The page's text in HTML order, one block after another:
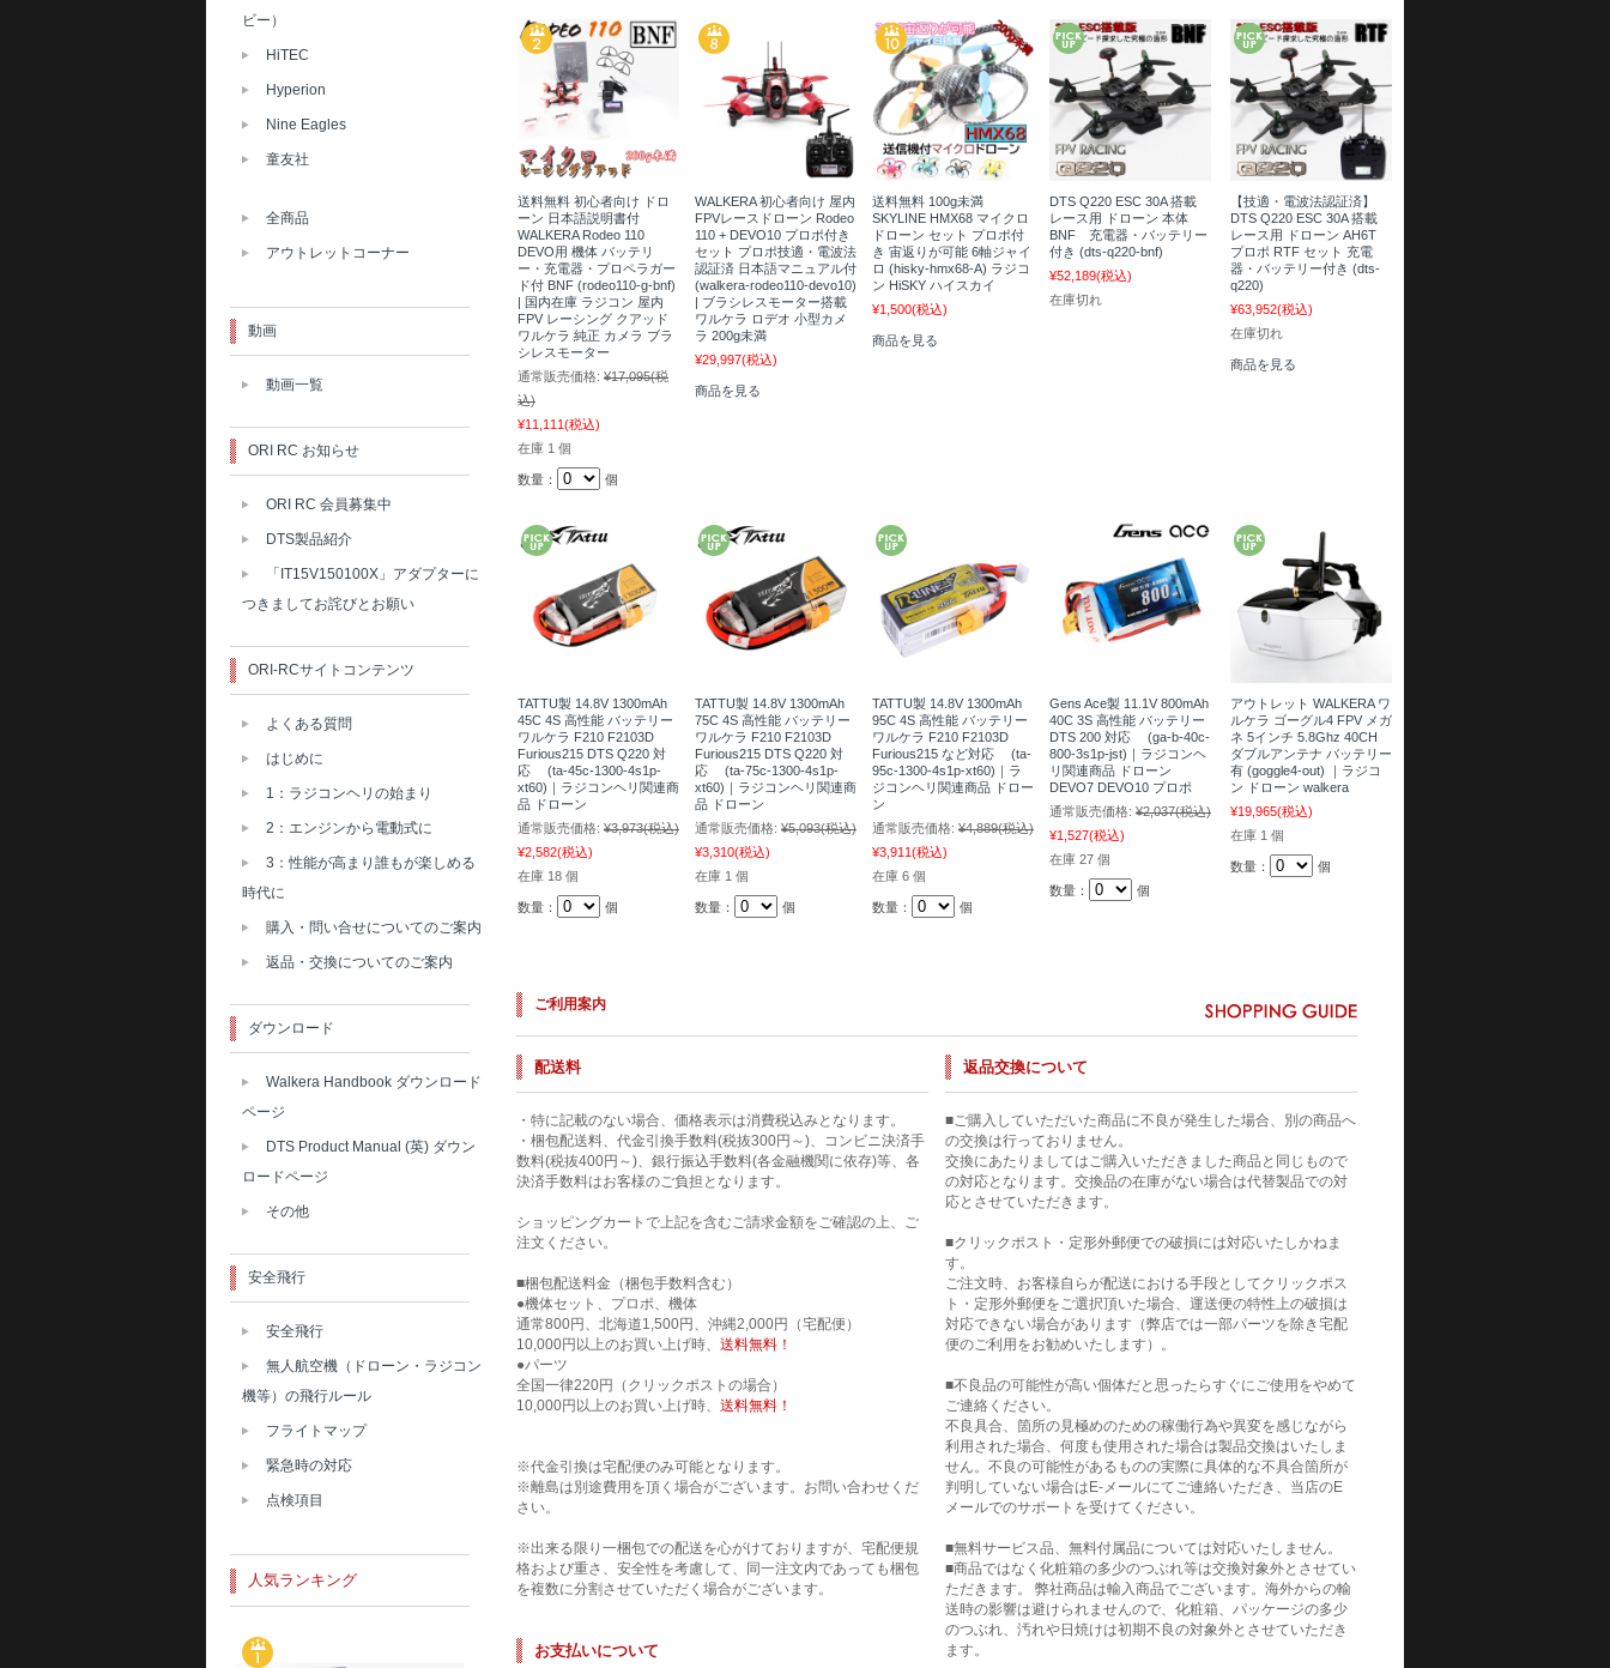
送料無料 初心者向け ドロ
ーン 日本語説明書付
WALKERA Rodeo 110
DEVO用 機体 バッテリ
ー・充電器・プロペラガー
ド付 BNF (rodeo110-g-bnf)
| 国内在庫 ラジコン 屋内
FPV レーシング クアッド
ワルケラ 純正 カメラ ブラ
シレスモーター
通常販売価格: ¥17,095(税
込)
¥11,111(税込)
在庫 1 個
数量： 個
WALKERA 初心者向け 屋内
FPVレースドローン Rodeo
110 + DEVO10 プロポ付き
セット プロポ技適・電波法
認証済 日本語マニュアル付
(walkera-rodeo110-devo10)
| ブラシレスモーター搭載
ワルケラ ロデオ 小型カメ
ラ 200g未満
¥29,997(税込)
商品を見る
送料無料 100g未満
SKYLINE HMX68 マイクロ
ドローン セット プロポ付
き 宙返りが可能 6軸ジャイ
ロ (hisky-hmx68-A) ラジコ
ン HiSKY ハイスカイ
¥1,500(税込)
商品を見る
DTS Q220 ESC 30A 搭載
レース用 ドローン 本体
BNF 充電器・バッテリー
付き (dts-q220-bnf)
¥52,189(税込)
在庫切れ
【技適・電波法認証済】
DTS Q220 ESC 30A 搭載
レース用 ドローン AH6T
プロポ RTF セット 充電
器・バッテリー付き (dts-
q220)
¥63,952(税込)
在庫切れ
商品を見る
TATTU製 14.8V 1300mAh
45C 4S 高性能 バッテリー
ワルケラ F210 F2103D
Furious215 DTS Q220 対
応 (ta-45c-1300-4s1p-
xt60)｜ラジコンヘリ関連商
品 ドローン
通常販売価格: ¥3,973(税込)
¥2,582(税込)
在庫 18 個
数量： 個
TATTU製 14.8V 1300mAh
75C 4S 高性能 バッテリー
ワルケラ F210 F2103D
Furious215 DTS Q220 対
応 (ta-75c-1300-4s1p-
xt60)｜ラジコンヘリ関連商
品 ドローン
通常販売価格: ¥5,093(税込)
¥3,310(税込)
在庫 1 個
数量： 個
TATTU製 14.8V 1300mAh
95C 4S 高性能 バッテリー
ワルケラ F210 F2103D
Furious215 など対応 (ta-
95c-1300-4s1p-xt60)｜ラ
ジコンヘリ関連商品 ドロー
ン
通常販売価格: ¥4,889(税込)
¥3,911(税込)
在庫 6 個
数量： 個
Gens Ace製 11.1V 800mAh
40C 3S 高性能 バッテリー
DTS 200 対応 (ga-b-40c-
800-3s1p-jst)｜ラジコンヘ
リ関連商品 ドローン
DEVO7 DEVO10 プロポ
通常販売価格: ¥2,037(税込)
¥1,527(税込)
在庫 27 個
数量： 個
アウトレット WALKERA ワ
ルケラ ゴーグル4 FPV メガ
ネ 5インチ 5.8Ghz 40CH
ダブルアンテナ バッテリー
有 (goggle4-out) ｜ラジコ
ン ドローン walkera
¥19,965(税込)
在庫 1 個
数量： 個
ご利用案内
配送料
・特に記載のない場合、価格表示は消費税込みとなります。
・梱包配送料、代金引換手数料(税抜300円～)、コンビニ決済手
数料(税抜400円～)、銀行振込手数料(各金融機関に依存)等、各
決済手数料はお客様のご負担となります。
ショッピングカートで上記を含むご請求金額をご確認の上、ご
注文ください。
■梱包配送料金（梱包手数料含む）
●機体セット、プロポ、機体
通常800円、北海道1,500円、沖縄2,000円（宅配便）
10,000円以上のお買い上げ時、 送料無料！
●パーツ
全国一律220円（クリックポストの場合）
10,000円以上のお買い上げ時、 送料無料！
※代金引換は宅配便のみ可能となります。
※離島は別途費用を頂く場合がございます。お問い合わせくだ
さい。
※出来る限り一梱包での配送を心がけておりますが、宅配便規
格および重さ、安全性を考慮して、同一注文内であっても梱包
を複数に分割させていただく場合がございます。
お支払いについて
返品交換について
■ご購入していただいた商品に不良が発生した場合、別の商品へ
の交換は行っておりません。
交換にあたりましてはご購入いただきました商品と同じもので
の対応となります。交換品の在庫がない場合は代替製品での対
応とさせていただきます。
■クリックポスト・定形外郵便での破損には対応いたしかねま
す。
ご注文時、お客様自らが配送における手段としてクリックポス
ト・定形外郵便をご選択頂いた場合、運送便の特性上の破損は
対応できない場合があります（弊店では一部パーツを除き宅配
便のご利用をお勧めいたします）。
■不良品の可能性が高い個体だと思ったらすぐにご使用をやめて
ご連絡ください。
不良具合、箇所の見極めのための稼働行為や異変を感じながら
利用された場合、何度も使用された場合は製品交換はいたしま
せん。不良の可能性があるものの実際に具体的な不具合箇所が
判明していない場合はE-メールにてご連絡いただき、当店のE
メールでのサポートを受けてください。
■無料サービス品、無料付属品については対応いたしません。
■商品ではなく化粧箱の多少のつぶれ等は交換対象外とさせてい
ただきます。 弊社商品は輸入商品でございます。海外からの輸
送時の影響は避けられませんので、化粧箱、パッケージの多少
のつぶれ、汚れや日焼けは初期不良の対象外とさせていただき
ます。
ビー）
HiTEC
Hyperion
Nine Eagles
童友社
全商品
アウトレットコーナー
動画
動画一覧
ORI RC お知らせ
ORI RC 会員募集中
DTS製品紹介
「IT15V150100X」アダプターに
つきましてお詫びとお願い
ORI-RCサイトコンテンツ
よくある質問
はじめに
1：ラジコンヘリの始まり
2：エンジンから電動式に
3：性能が高まり誰もが楽しめる
時代に
購入・問い合せについてのご案内
返品・交換についてのご案内
ダウンロード
Walkera Handbook ダウンロード
ページ
DTS Product Manual (英) ダウン
ロードページ
その他
安全飛行
安全飛行
無人航空機（ドローン・ラジコン
機等）の飛行ルール
フライトマップ
緊急時の対応
点検項目
人気ランキング